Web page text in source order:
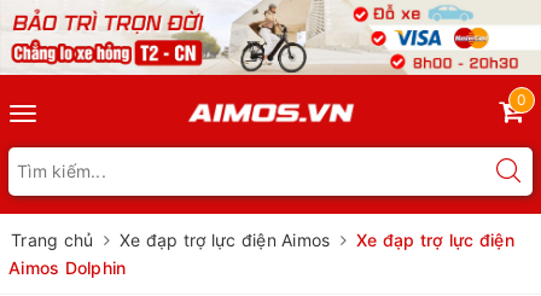
Toggle
navigation
0
Trang chủ Xe đạp trợ lực điện Aimos
Xe đạp trợ lực điện
Aimos Dolphin